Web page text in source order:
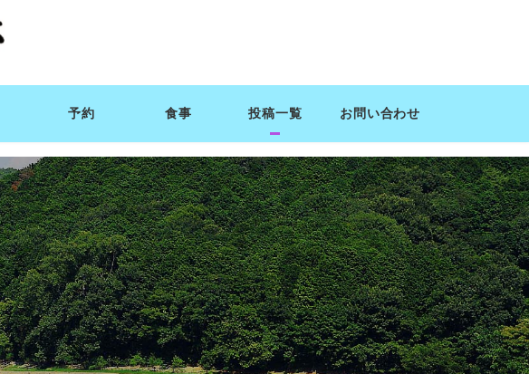
予約 食事 投稿一覧 お問い合わせ